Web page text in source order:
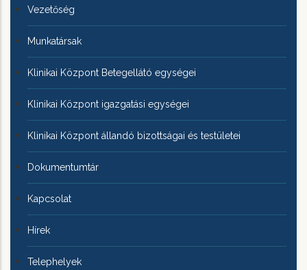
Vezetőség
Munkatársak
Klinikai Központ Betegellátó egységei
Klinikai Központ igazgatási egységei
Klinikai Központ állandó bizottságai és testületei
Dokumentumtár
Kapcsolat
Hírek
Telephelyek